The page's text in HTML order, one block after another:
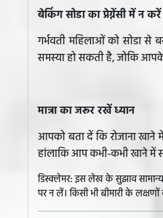
बेकिंग सोडा का प्रेग्नेंसी में न
गर्भवती महिलाओं को सोडा से
समस्या हो सकती है, जोकि
मात्रा का जरूर रखें ध्यान
आपको बता दें कि रोजाना
हांलाकि आप कभी-कभी खाने में
डिस्क्लेमर: इस लेख के सुझाव
पर न लें। किसी भी बीमारी के